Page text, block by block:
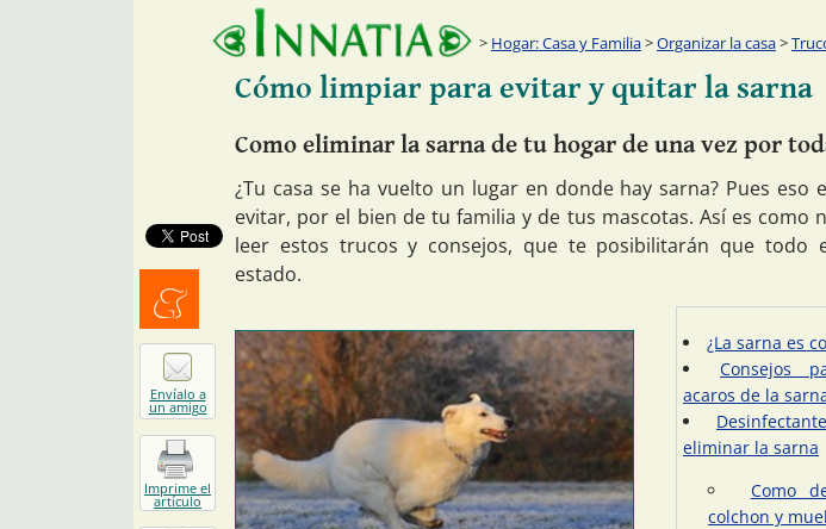
Hogar: Casa y Familia>Organizar la casa>
Cómo limpiar para evitar y quitar la sarna
Como eliminar la sarna de tu hogar de una vez por
¿Tu casa se ha vuelto un lugar en donde hay sarna? Pues eso
evitar, por el bien de tu familia y de tus mascotas. Así es como
leer estos trucos y consejos, que te posibilitarán que todo
estado.
¿La sarna es
Consejos
acaros de la
eliminar la sarna
Como
colchon y
Menéalo
Envíalo a
un amigo
Imprime el
artículo